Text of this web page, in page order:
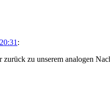
:
zurück zu unserem analogen